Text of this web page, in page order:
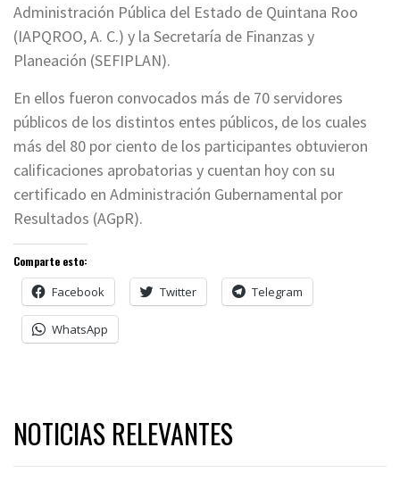
Administración Pública del Estado de Quintana Roo
(IAPQROO, A. C.) y la Secretaría de Finanzas y
Planeación (SEFIPLAN).
En ellos fueron convocados más de 70 servidores
públicos de los distintos entes públicos, de los cuales
más del 80 por ciento de los participantes obtuvieron
calificaciones aprobatorias y cuentan hoy con su
certificado en Administración Gubernamental por
Resultados (AGpR).
Comparte esto:
Facebook Twitter Telegram
WhatsApp
NOTICIAS RELEVANTES